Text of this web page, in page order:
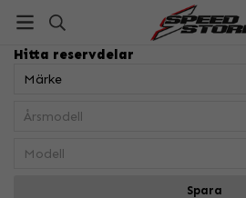
Hitta reservdelar
Spara